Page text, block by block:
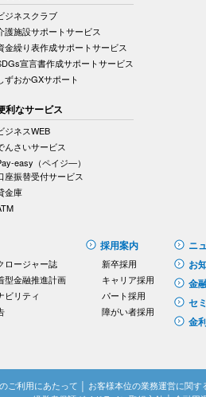
ジネスクラブ
護施設サポートサービス
金繰り表作成サポートサービス
宣言書作成サポートサービス
ずおかGXサポート
利なサービス
ジネスWEB
んさいサービス
easy（ペイジ―）
座振替受付サービス
金庫
ロージャー誌
型金融推進計画
ビリティ
採用案内
新卒採用
キャリア採用
パート採用
障がい者採用
ニ
お
金
セ
金
ご利用にあたって │ お客様本位の業務運営に関す